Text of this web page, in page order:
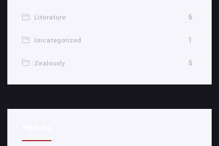
Literature 6
Uncategorized 1
Zealously 5